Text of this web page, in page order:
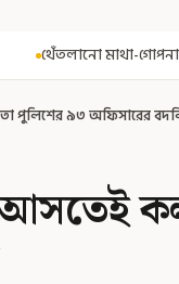
রড! বিজেপিশাসিত অসমে
পুলিশের ৯৩ অফিসারের
আসতেই